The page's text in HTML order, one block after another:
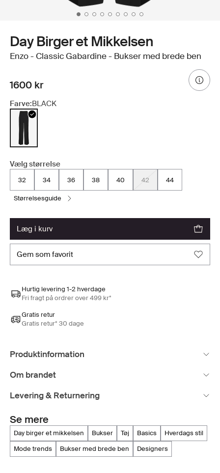
Day Birger et Mikkelsen
Enzo - Classic Gabardine - Bukser med brede ben
1600 kr
Farve:BLACK
Vælg størrelse
32 34 36 38 40 42 44
størrelsesguide
læg i kurv
gem som favorit
Hurtig levering 1-2 hverdage
Fri fragt på ordrer over 499 kr*
Gratis retur
Gratis retur* 30 dage
Produktinformation
Om brandet
Levering & Returnering
Se mere
day birger et mikkelsen bukser tøj basics
hverdags stil
mode trends
bukser med brede ben designers